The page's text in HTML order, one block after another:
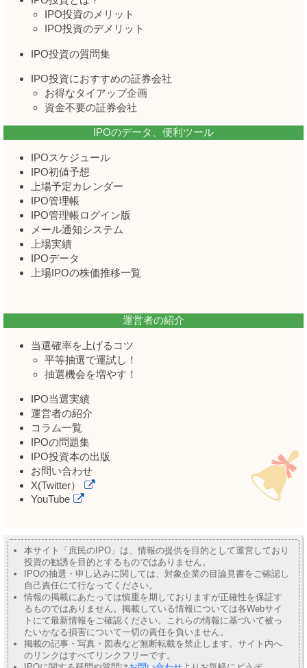
IPO投資のメリット
IPO投資のデメリット
IPO投資の質問集
IPO投資におすすめの証券会社
お得なタイアップ企画
資金不要の証券会社
IPOのデータ、便利ツール
IPOスケジュール
IPO初値予想
上場予定カレンダー
IPO管理帳
IPO管理帳ログイン版
メール通知システム
上場実績
IPOデータ
上場IPOの株価推移一覧
運営者の紹介
当選確率を上げるコツ
平等抽選で運試し！
抽選機会を増やす！
IPO当選実績
運営者の紹介
コラム一覧
IPOの問題集
IPO投資本の出版
お問い合わせ
X(Twitter）
YouTube
本サイト「庶民のIPO」は、情報の提供を目的として運営しており
投資の勧誘を目的とするものではありません。
IPOの抽選・申し込みに関しては、対象企業の目論見書をご確認し
自己責任にて行なってください。
情報の掲載にあたっては慎重を期しておりますが正確性を保証す
るものではありません。掲載している情報については各Webサイ
トにて最新情報をご確認ください。これらの情報に基づいて被っ
たいかなる損害について一切の責任を負いません。
掲載の記事・写真・図表など無断転載を禁止します。サイト内へ
のリンクはすべてリンクフリーです。